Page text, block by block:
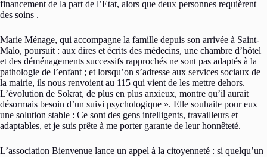
financement de la part de l’État, alors que deux personnes requièrent
des soins .
Marie Ménage, qui accompagne la famille depuis son arrivée à Saint-
Malo, poursuit : aux dires et écrits des médecins, une chambre d’hôtel
et des déménagements successifs rapprochés ne sont pas adaptés à la
pathologie de l’enfant ; et lorsqu’on s’adresse aux services sociaux de
la mairie, ils nous renvoient au 115 qui vient de les mettre dehors.
L’évolution de Sokrat, de plus en plus anxieux, montre qu’il aurait
désormais besoin d’un suivi psychologique ». Elle souhaite pour eux
une solution stable : Ce sont des gens intelligents, travailleurs et
adaptables, et je suis prête à me porter garante de leur honnêteté.
L’association Bienvenue lance un appel à la citoyenneté : si quelqu’un